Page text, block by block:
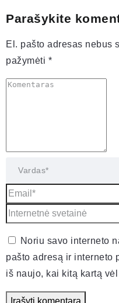
Parašykite
El. pašto adresas nebus
pažymėti *
Noriu savo interneto
pašto adresą ir interneto
iš naujo, kai kitą kartą